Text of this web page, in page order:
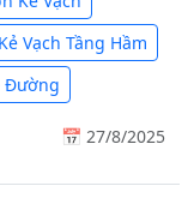
Vạch Tầng Hầm
Đường
📅 27/8/2025